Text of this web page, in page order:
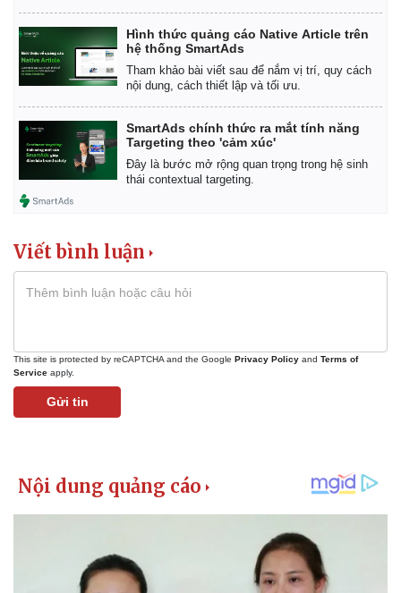
Thế giới
Quan sát
Multimedia
Video
Infographic
Hình thức quảng cáo Native Article trên
hệ thống SmartAds
Tham khảo bài viết sau để nắm vị trí, quy cách
nội dung, cách thiết lập và tối ưu.
SmartAds chính thức ra mắt tính năng
Targeting theo 'cảm xúc'
Đây là bước mở rộng quan trọng trong hệ sinh
thái contextual targeting.
Viết bình luận
This site is protected by reCAPTCHA and the Google Privacy Policy and Terms of
Service apply.
Gửi tin